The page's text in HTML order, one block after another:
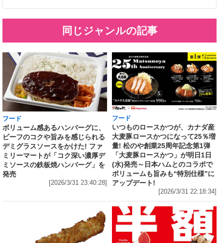
同じジャンルの記事
フード
ボリューム感あるハンバーグに、
ビーフのコクや旨みを感じられる
デミグラスソースをかけた! ファ
ミリーマートが「コク深い濃厚デ
ミソースの鉄板焼ハンバーグ」を
発売
[2026/3/31 23:40:28]
フード
いつものロースかつが、カナダ産
大麦豚ロースかつになって25％増
量! 松のや創業25周年記念第1弾
「大麦豚ロースかつ」が明日1日
(水)発売～日本ハムとのコラボで
ボリュームも旨みも“特別仕様”に
アップデート!
[2026/3/31 22:18:34]